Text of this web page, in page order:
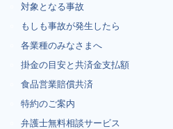
対象となる事故
もしも事故が発生したら
各業種のみなさまへ
掛金の目安と共済金支払額
食品営業賠償共済
特約のご案内
弁護士無料相談サービス